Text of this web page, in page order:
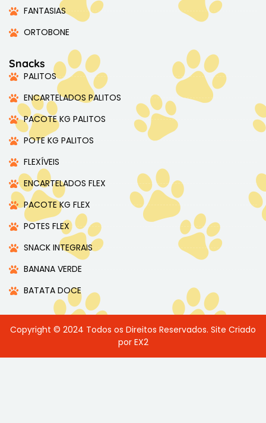
FANTASIAS
ORTOBONE
Snacks
PALITOS
ENCARTELADOS PALITOS
PACOTE KG PALITOS
POTE KG PALITOS
FLEXÍVEIS
ENCARTELADOS FLEX
PACOTE KG FLEX
POTES FLEX
SNACK INTEGRAIS
BANANA VERDE
BATATA DOCE
Copyright © 2024 Todos os Direitos Reservados. Site Criado
por EX2